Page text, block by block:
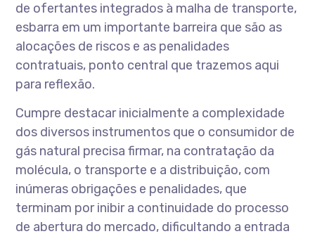
de ofertantes integrados à malha de transporte,
esbarra em um importante barreira que são as
alocações de riscos e as penalidades
contratuais, ponto central que trazemos aqui
para reflexão.
Cumpre destacar inicialmente a complexidade
dos diversos instrumentos que o consumidor de
gás natural precisa firmar, na contratação da
molécula, o transporte e a distribuição, com
inúmeras obrigações e penalidades, que
terminam por inibir a continuidade do processo
de abertura do mercado, dificultando a entrada